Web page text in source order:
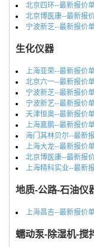
北京四环--最新报价
北京博医康--最新报
宁波新芝--最新报价
生化仪器
上海亚荣--最新报价
北京六一--最新报价
宁波新芝--最新报价
宁波新艺--最新报价
天津恒奥--最新报价
上海嘉鹏--最新报价
海门其林贝尔--最新
上海大龙--最新报价
北京博医康--最新报
上海精科实业--最新
地质-公路-石油仪
上海昌吉--最新报价
蠕动泵-除湿机-搅